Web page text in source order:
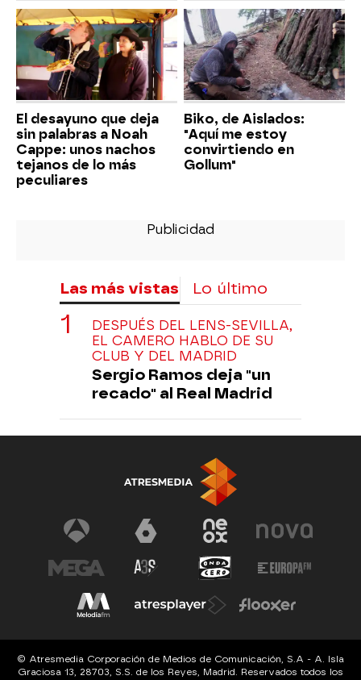
El desayuno que deja
sin palabras a Noah
Cappe: unos nachos
tejanos de lo más
peculiares
Biko, de Aislados:
"Aquí me estoy
convirtiendo en
Gollum"
Las más vistas Lo último
DESPUÉS DEL LENS-SEVILLA,
EL CAMERO HABLO DE SU
CLUB Y DEL MADRID
Sergio Ramos deja "un
recado" al Real Madrid
© Atresmedia Corporación de Medios de Comunicación, S.A - A. Isla
Graciosa 13, 28703, S.S. de los Reyes, Madrid. Reservados todos los